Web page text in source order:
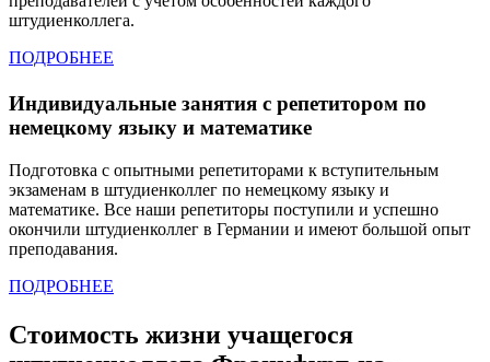
штудиенколлега.
ПОДРОБНЕЕ
Индивидуальные занятия с репетитором по
немецкому языку и математике
Подготовка с опытными репетиторами к вступительным
экзаменам в штудиенколлег по немецкому языку и
математике. Все наши репетиторы поступили и успешно
окончили штудиенколлег в Германии и имеют большой опыт
преподавания.
ПОДРОБНЕЕ
Стоимость жизни учащегося